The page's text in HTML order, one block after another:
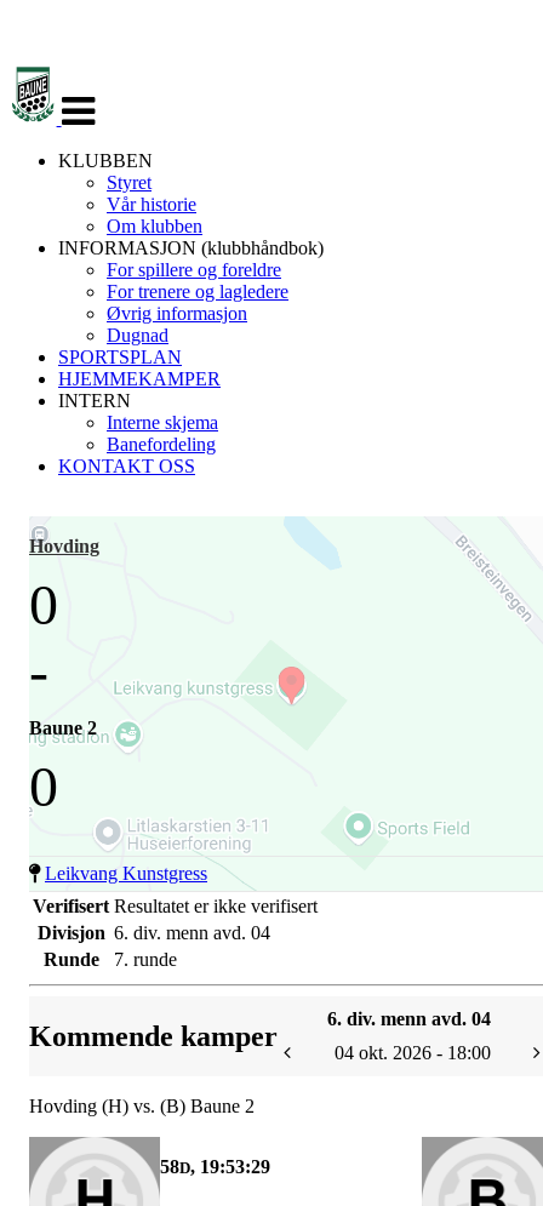
navigasjon
KLUBBEN
Styret
Vår historie
Om klubben
INFORMASJON (klubbhåndbok)
For spillere og foreldre
For trenere og lagledere
Øvrig informasjon
Dugnad
SPORTSPLAN
HJEMMEKAMPER
INTERN
Interne skjema
Banefordeling
KONTAKT OSS
Hovding
0
-
Baune 2
0
Leikvang Kunstgress
Verifisert Resultatet er ikke verifisert
Divisjon 6. div. menn avd. 04
Runde
7. runde
Kommende kamper
6. div. menn avd. 04
04 okt. 2026 - 18:00
Hovding (H) vs. (B) Baune 2
58D, 19:53:29